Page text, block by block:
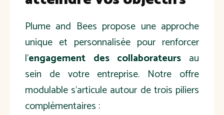
Plume and Bees propose une approche
unique et personnalisée pour renforcer
l'engagement des collaborateurs au
sein de votre entreprise. Notre offre
modulable s'articule autour de trois piliers
complémentaires :